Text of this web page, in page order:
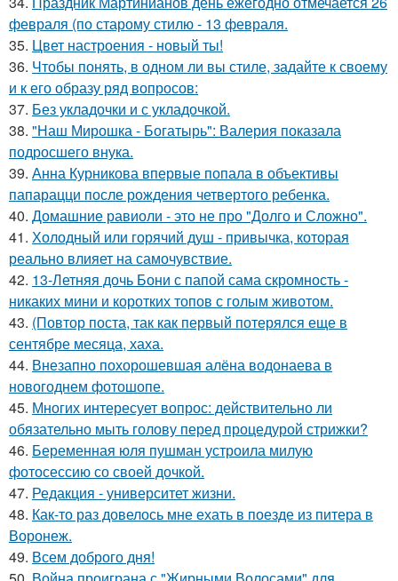
февраля (по старому стилю - 13 февраля.
35. Цвет настроения - новый ты!
36. Чтобы понять, в одном ли вы стиле, задайте к своему
и к его образу ряд вопросов:
37. Без укладочки и с укладочкой.
38. "Наш Мирошка - Богатырь": Валерия показала
подросшего внука.
39. Анна Курникова впервые попала в объективы
папарацци после рождения четвертого ребенка.
40. Домашние равиоли - это не про "Долго и Сложно".
41. Холодный или горячий душ - привычка, которая
реально влияет на самочувствие.
42. 13-Летняя дочь Бони с папой сама скромность -
никаких мини и коротких топов с голым животом.
43. (Повтор поста, так как первый потерялся еще в
сентябре месяца, хаха.
44. Внезапно похорошевшая алёна водонаева в
новогоднем фотошопе.
45. Многих интересует вопрос: действительно ли
обязательно мыть голову перед процедурой стрижки?
46. Беременная юля пушман устроила милую
фотосессию со своей дочкой.
47. Редакция - университет жизни.
48. Как-то раз довелось мне ехать в поезде из питера в
Воронеж.
49. Всем доброго дня!